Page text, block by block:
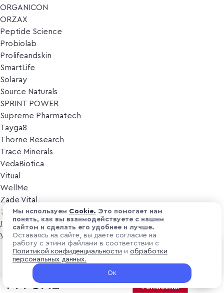
ORGANICON
ORZAX
Peptide Science
Probiolab
Prolifeandskin
SmartLife
Solaray
Source Naturals
SPRINT POWER
Supreme Pharmatech
Tayga8
Thorne Research
Trace Minerals
VedaBiotica
Vitual
WellMe
Zade Vital
Косметика
Дезодоранты
Уход за лицом
Уход за телом
Популярные бренды
₽ 9 900
+ 297 ₽ витуальками
Мы используем Cоokіе. Это помогает нам
понять, как вы взаимодействуете с нашим
сайтом и сделать его удобнее и лучше.
Оставаясь на сайте, вы даете согласие на
работу с этими файлами в соответствии с
Политикой конфиденциальности и обработки
персональных данных.
Ок